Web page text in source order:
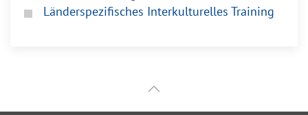
Länderspezifisches Interkulturelles Training